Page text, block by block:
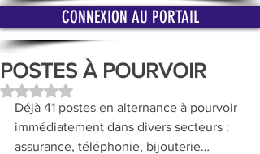
CONNEXION AU PORTAIL
POSTES À POURVOIR
Noté NaN étoiles sur 5.
Déjà 41 postes en alternance à pourvoir
immédiatement dans divers secteurs :
assurance, téléphonie, bijouterie…